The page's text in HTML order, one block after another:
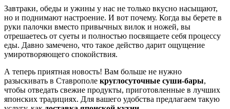
Завтраки, обеды и ужины у нас не только вкусно насыщают,
но и поднимают настроение. И вот почему. Когда вы берете в
руки палочки вместо привычных вилок и ножей, вы
отрешаетесь от суеты и полностью посвящаете себя процессу
еды. Давно замечено, что такое действо дарит ощущение
умиротворяющего спокойствия.
А теперь приятная новость! Вам больше не нужно
разыскивать в Ставрополе круглосуточные суши-бары,
чтобы отведать свежие продукты, приготовленные в лучших
японских традициях. Для вашего удобства предлагаем такую